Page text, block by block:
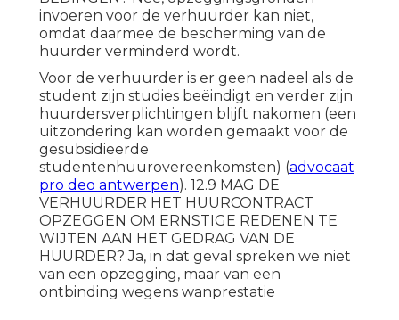
invoeren voor de verhuurder kan niet,
omdat daarmee de bescherming van de
huurder verminderd wordt.
Voor de verhuurder is er geen nadeel als de
student zijn studies beëindigt en verder zijn
huurdersverplichtingen blijft nakomen (een
uitzondering kan worden gemaakt voor de
gesubsidieerde
studentenhuurovereenkomsten) (advocaat
pro deo antwerpen). 12.9 MAG DE
VERHUURDER HET HUURCONTRACT
OPZEGGEN OM ERNSTIGE REDENEN TE
WIJTEN AAN HET GEDRAG VAN DE
HUURDER? Ja, in dat geval spreken we niet
van een opzegging, maar van een
ontbinding wegens wanprestatie